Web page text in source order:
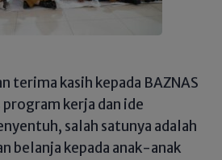
terima kasih kepada BAZNAS
kerja dan ide
salah satunya adalah
belanja kepada anak-anak